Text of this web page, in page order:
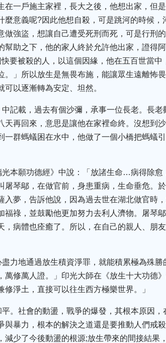
在一戶施主家裡，長大之後，他想出家，但
麼意義呢?因此他想自殺，可是跳河的時候
強盜，想讓自己遭受死刑而死，可是行刑
幫助之下，他的家人終於允許他出家，證得
要被殺的人，以這個因緣，他在五百世當
。」所以放生是無畏布施，能讓眾生遠離怖
以逐漸轉為安定、坦然。
記載，過去有個沙彌，承事一位長老。長
再回來，意思是讓他在家裡命終。沒想到
一群螞蟻困在水中，他做了一個小橋把螞蟻
本願功德經》中說：「放諸生命…病得除
屠琴鄔，在做官前，身患重病，生命垂危。
入夢，告訴他說，因為過去世在湖北做官時
福祿，並鼓勵他更加努力去利人濟物。屠琴
，病體也痊癒了。所以，在自己的親人、朋
力地通過放生積資淨罪，就能積累極為殊
修萬人證。」印光大師在《放生十大功德
淨土，直接可以往生西方極樂世界。」
。社會的動盪，戰爭的爆發，其根本原因
與暴力，根本的解決之道還是要推動人們戒
少了今後動盪的根源;放生帶來的間接結果